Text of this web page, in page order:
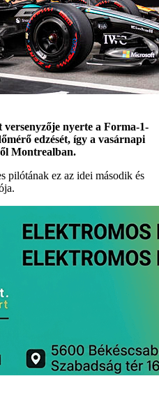
versenyzője nyerte a Forma-1-
edzését, így a vasárnapi
Montrealban.
pilótának ez az idei második és